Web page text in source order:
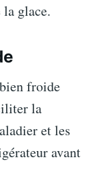
glace.
froide
la
et les
avant